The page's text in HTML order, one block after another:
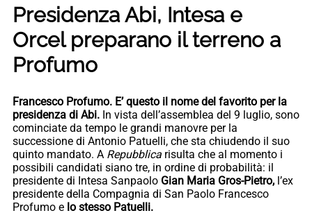
Presidenza Abi, Intesa e
Orcel preparano il terreno a
Profumo
Francesco Profumo. E’ questo il nome del favorito per la
presidenza di Abi. In vista dell’assemblea del 9 luglio, sono
cominciate da tempo le grandi manovre per la
successione di Antonio Patuelli, che sta chiudendo il suo
quinto mandato. A Repubblica risulta che al momento i
possibili candidati siano tre, in ordine di probabilità: il
presidente di Intesa Sanpaolo Gian Maria Gros-Pietro, l’ex
presidente della Compagnia di San Paolo Francesco
Profumo e lo stesso Patuelli.